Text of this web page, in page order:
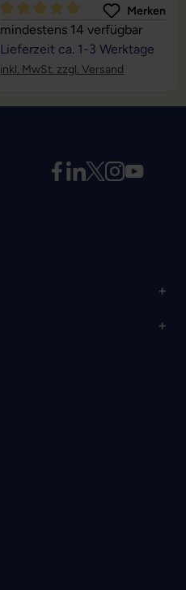
Durchschnittliche Bewertung
Merken
mindestens 14 verfügbar
Lieferzeit ca. 1-3 Werktage
inkl. MwSt. zzgl. Versand